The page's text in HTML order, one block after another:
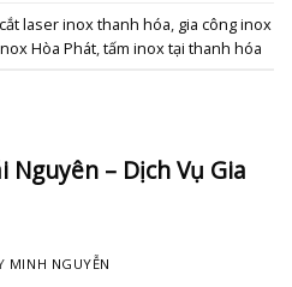
cắt laser inox thanh hóa, gia công inox
Hòa Phát,tấm inox tại thanh hóa
Nguyên – Dịch Vụ Gia
MINH NGUYỄN